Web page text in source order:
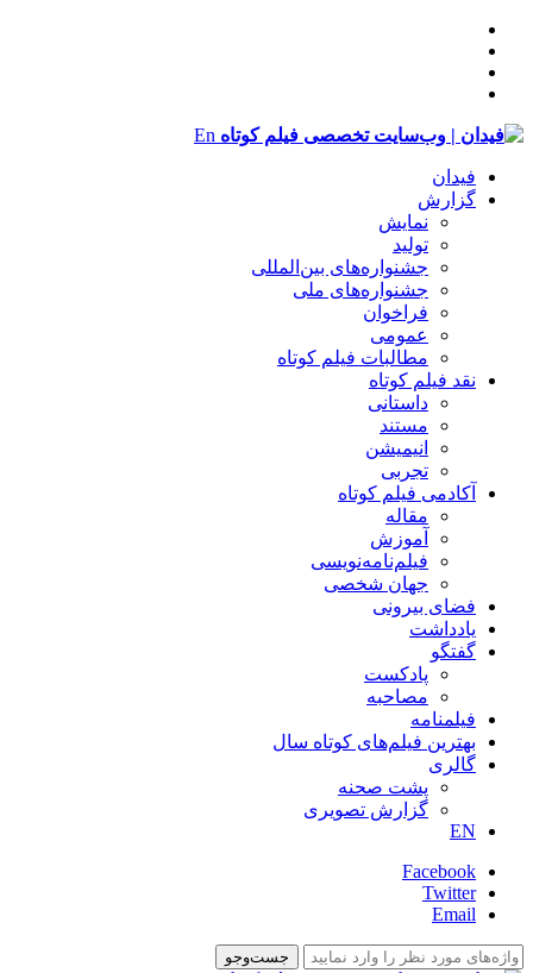
En
فیدان
گزارش
نمایش
تولید
‌‌جشنواره‌های بین‌المللی
جشنواره‌های ملی
فراخوان
عمومی
مطالبات فیلم کوتاه
نقد فیلم کوتاه
داستانی
مستند
انیمیشن
تجربی
آکادمی فیلم کوتاه
مقاله
آموزش
فیلم‌نامه‌نویسی
جهان شخصی
فضای بیرونی
یادداشت
گفتگو
پادکست
مصاحبه
فیلمنامه
بهترین فیلم‌های کوتاه سال
گالری
پشت صحنه
گزارش تصویری
EN
Facebook
Twitter
Email